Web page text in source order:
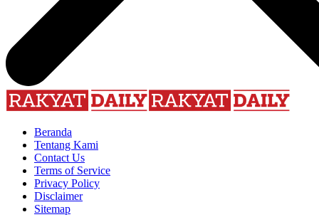
Beranda
Tentang Kami
Contact Us
Terms of Service
Privacy Policy
Disclaimer
Sitemap